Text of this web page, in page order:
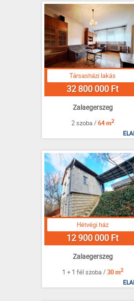
Társasházi lakás
32 800 000 Ft
Zalaegerszeg
2 szoba / 64 m2
Hétvégi ház
12 900 000 Ft
Zalaegerszeg
1 + 1 fél szoba / 30 m2